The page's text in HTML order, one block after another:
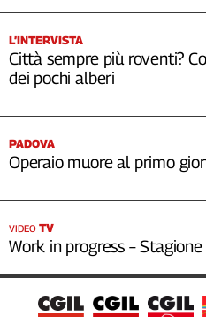
L’INTERVISTA
Città sempre più roventi?
dei pochi alberi
PADOVA
Operaio muore al primo
VIDEO TV
Work in progress –